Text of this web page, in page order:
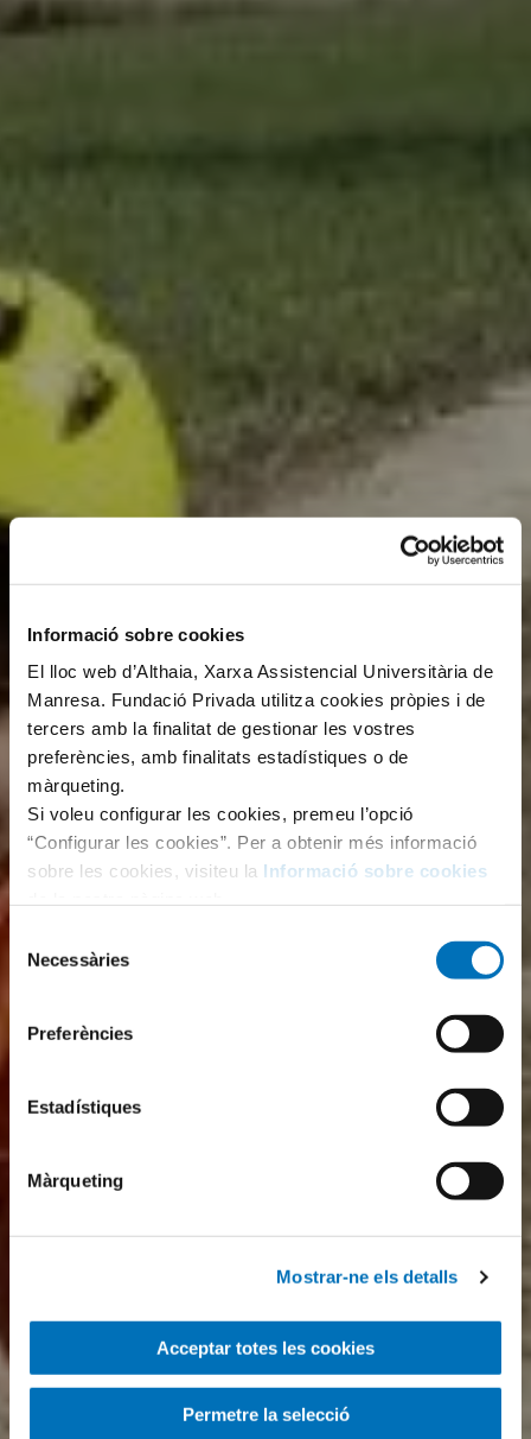
Informació sobre cookies
El lloc web d’Althaia, Xarxa Assistencial Universitària de
Manresa. Fundació Privada utilitza cookies pròpies i de
tercers amb la finalitat de gestionar les vostres
preferències, amb finalitats estadístiques o de
màrqueting.
Si voleu configurar les cookies, premeu l’opció
“Configurar les cookies”. Per a obtenir més informació
sobre les cookies, visiteu la Informació sobre cookies
Necessàries
Preferències
Estadístiques
Màrqueting
Mostrar-ne els detalls
Acceptar totes les cookies
Permetre la selecció